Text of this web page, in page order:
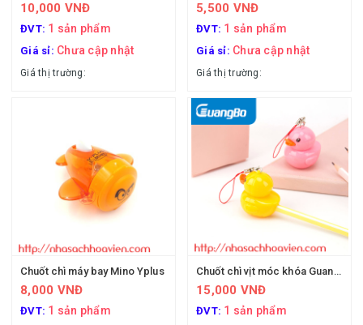
10,000 VNĐ
ĐVT: 1 sản phẩm
Giá sỉ: Chưa cập nhật
Giá thị trường:
5,500 VNĐ
ĐVT: 1 sản phẩm
Giá sỉ: Chưa cập nhật
Giá thị trường:
Chuốt chì máy bay Mino Yplus
8,000 VNĐ
ĐVT: 1 sản phẩm
Chuốt chì vịt móc khóa Guangbo XBQ9612
15,000 VNĐ
ĐVT: 1 sản phẩm